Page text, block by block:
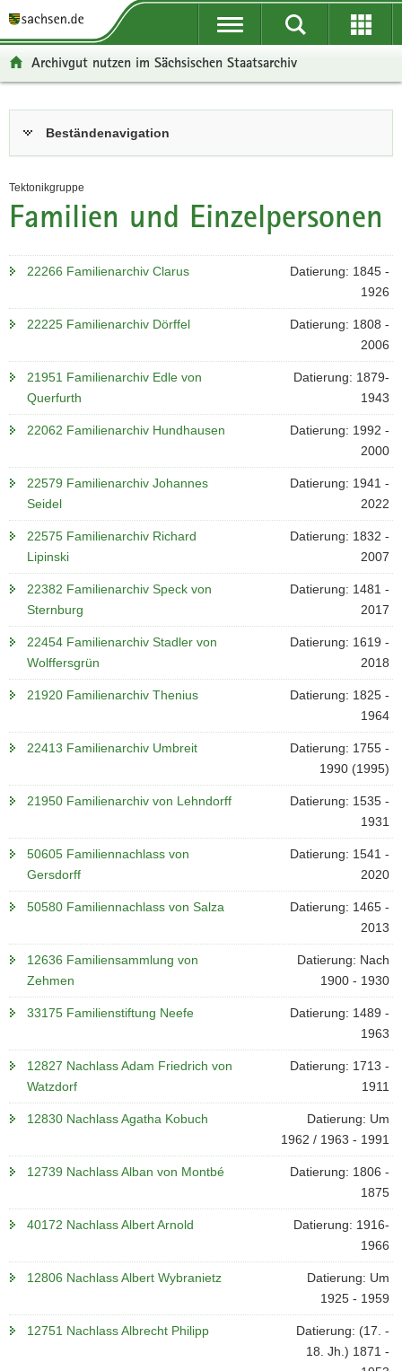
P
l
ü
b
g
e
d
i
P
l
n
a
g
t
H
i
n
h
t
F
r
B
e
c
Archivgut nutzen im Sächsischen Staatsarchiv
Beständenavigation
Tektonikgruppe
Familien und Einzelpersonen
22266 Familienarchiv Clarus
Datierung: 1845 -
1926
22225 Familienarchiv Dörffel
Datierung: 1808 -
2006
21951 Familienarchiv Edle von
Querfurth
Datierung: 1879-
1943
22062 Familienarchiv Hundhausen
Datierung: 1992 -
2000
22579 Familienarchiv Johannes
Seidel
Datierung: 1941 -
2022
22575 Familienarchiv Richard
Lipinski
Datierung: 1832 -
2007
22382 Familienarchiv Speck von
Sternburg
Datierung: 1481 -
2017
22454 Familienarchiv Stadler von
Wolffersgrün
Datierung: 1619 -
2018
21920 Familienarchiv Thenius
Datierung: 1825 -
1964
22413 Familienarchiv Umbreit
Datierung: 1755 -
1990 (1995)
21950 Familienarchiv von Lehndorff
Datierung: 1535 -
1931
50605 Familiennachlass von
Gersdorff
Datierung: 1541 -
2020
50580 Familiennachlass von Salza
Datierung: 1465 -
2013
12636 Familiensammlung von
Zehmen
Datierung: Nach
1900 - 1930
33175 Familienstiftung Neefe
Datierung: 1489 -
1963
12827 Nachlass Adam Friedrich von
Watzdorf
Datierung: 1713 -
1911
12830 Nachlass Agatha Kobuch
Datierung: Um
1962 / 1963 - 1991
12739 Nachlass Alban von Montbé
Datierung: 1806 -
1875
40172 Nachlass Albert Arnold
Datierung: 1916-
1966
12806 Nachlass Albert Wybranietz
Datierung: Um
1925 - 1959
12751 Nachlass Albrecht Philipp
Datierung: (17. -
18. Jh.) 1871 -